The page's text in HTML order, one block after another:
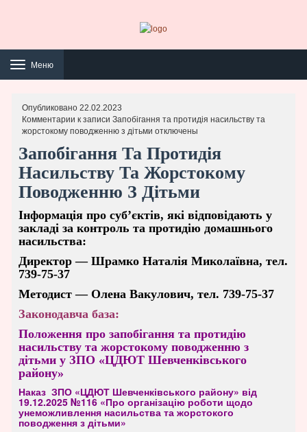
Навигация
Меню
Опубликовано 22.02.2023
Комментарии к записи Запобігання та протидія насильству та
жорстокому поводженню з дітьми отключены
Запобігання Та Протидія
Насильству Та Жорстокому
Поводженню З Дітьми
Інформація про суб’єктів, які відповідають у
закладі за контроль та протидію домашнього
насильства:
Директор — Шрамко Наталія Миколаївна, тел.
739-75-37
Методист — Олена Вакулович, тел. 739-75-37
Законодавча база:
Положення про запобігання та протидію
насильству та жорстокому поводженню з
дітьми у ЗПО «ЦДЮТ Шевченківського
району»
Наказ ЗПО «ЦДЮТ Шевченківського району» від
19.12.2025 №116 «Про організацію роботи щодо
унеможливлення насильства та жорстокого
поводження з дітьми»